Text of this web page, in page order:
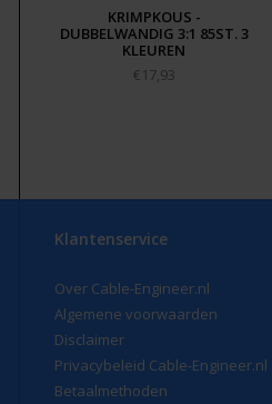
KRIMPKOUS -
DUBBELWANDIG 3:1 85ST. 3
KLEUREN
€17,93
Klantenservice
Over Cable-Engineer.nl
Algemene voorwaarden
Disclaimer
Privacybeleid Cable-Engineer.nl
Betaalmethoden